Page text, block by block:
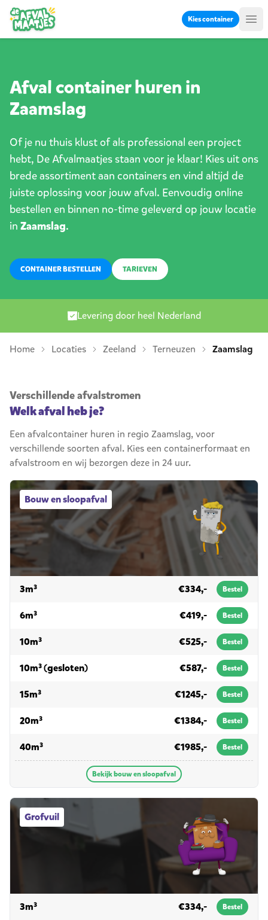
Kies container
Afval container huren in
Zaamslag
Of je nu thuis klust of als professional een project
hebt, De Afvalmaatjes staan voor je klaar! Kies uit ons
brede assortiment aan containers en vind altijd de
juiste oplossing voor jouw afval. Eenvoudig online
bestellen en binnen no-time geleverd op jouw locatie
in Zaamslag.
CONTAINER BESTELLEN TARIEVEN
Levering door heel Nederland
Home Locaties Zeeland Terneuzen Zaamslag
Verschillende afvalstromen
Welk afval heb je?
Een afvalcontainer huren in regio Zaamslag, voor
verschillende soorten afval. Kies een containerformaat en
afvalstroom en wij bezorgen deze in 24 uur.
Bouw en sloopafval
Bouw en sloopafval afvalcontainers
3m³voor bouw en sloopafval €334,- Bestel
6m³voor bouw en sloopafval €419,- Bestel
10m³voor bouw en sloopafval €525,- Bestel
10m³ (gesloten)voor bouw en sloopafval€587,- Bestel
15m³voor bouw en sloopafval €1245,- Bestel
20m³voor bouw en sloopafval €1384,- Bestel
40m³voor bouw en sloopafval €1985,- Bestel
Bekijk bouw en sloopafval
Grofvuil
Grofvuil afvalcontainers
3m³voor grofvuil €334,- Bestel